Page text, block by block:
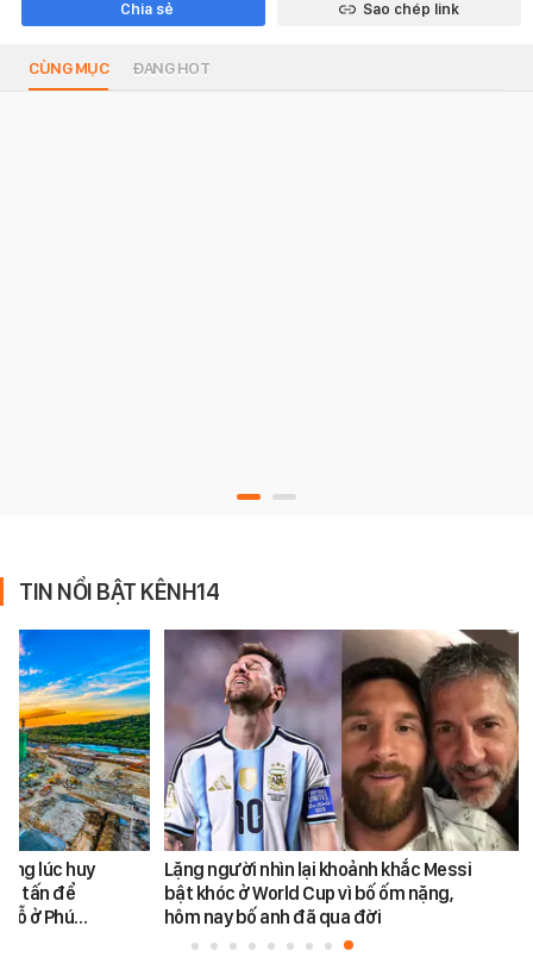
Chia sẻ Sao chép link
CÙNG MỤC ĐANG HOT
TIN NỔI BẬT KÊNH14
lúc huy
tấn để
ở Phú…
Lặng người nhìn lại khoảnh khắc Messi
bật khóc ở World Cup vì bố ốm nặng,
hôm nay bố anh đã qua đời